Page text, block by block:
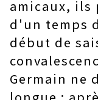
amicaux,
d'un temps
début de
Germain ne